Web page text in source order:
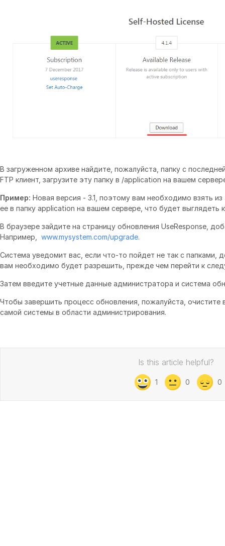
В загруженном архиве найдите, пожалуйста, папку с
FTP клиент, загрузите эту папку в /application на вашем
Пример: Новая версия - 3.1, поэтому вам необходимо взять из
ее в папку application на вашем сервере, что будет выглядеть
В браузере зайдите на страницу обновления UseResponse,
Например, www.mysystem.com/upgrade.
Система уведомит вас, если что-то пойдет не так с папками,
вам необходимо будет разрешить, прежде чем перейти к
Затем введите учетные данные администратора и система
Чтобы завершить процесс обновления, пожалуйста, очистите
самой системы в области администрирования.
Is this article helpful?
1 0 0